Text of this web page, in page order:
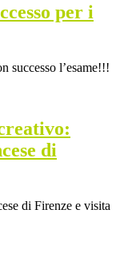
per i
successo l’esame!!!
di
di Firenze e visita